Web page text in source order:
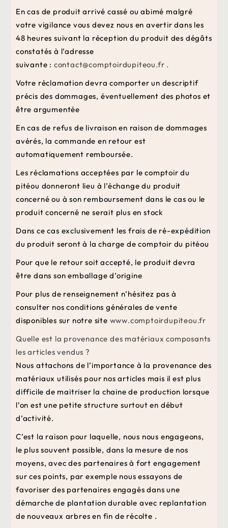
En cas de produit arrivé cassé ou abimé malgré
votre vigilance vous devez nous en avertir dans les
48 heures suivant la réception du produit des dégâts
constatés à l’adresse
suivante : contact@comptoirdupiteou.fr .
Votre réclamation devra comporter un descriptif
précis des dommages, éventuellement des photos et
être argumentée
En cas de refus de livraison en raison de dommages
avérés, la commande en retour est
automatiquement remboursée.
Les réclamations acceptées par le comptoir du
pitéou donneront lieu à l’échange du produit
concerné ou à son remboursement dans le cas ou le
produit concerné ne serait plus en stock
Dans ce cas exclusivement les frais de ré-expédition
du produit seront à la charge de comptoir du pitéou
Pour que le retour soit accepté, le produit devra
être dans son emballage d’origine
Pour plus de renseignement n’hésitez pas à
consulter nos conditions générales de vente
disponibles sur notre site www.comptoirdupiteou.fr
Quelle est la provenance des matériaux composants
les articles vendus ?
Nous attachons de l’importance à la provenance des
matériaux utilisés pour nos articles mais il est plus
difficile de maitriser la chaine de production lorsque
l’on est une petite structure surtout en début
d’activité.
C’est la raison pour laquelle, nous nous engageons,
le plus souvent possible, dans la mesure de nos
moyens, avec des partenaires à fort engagement
sur ces points, par exemple nous essayons de
favoriser des partenaires engagés dans une
démarche de plantation durable avec replantation
de nouveaux arbres en fin de récolte .